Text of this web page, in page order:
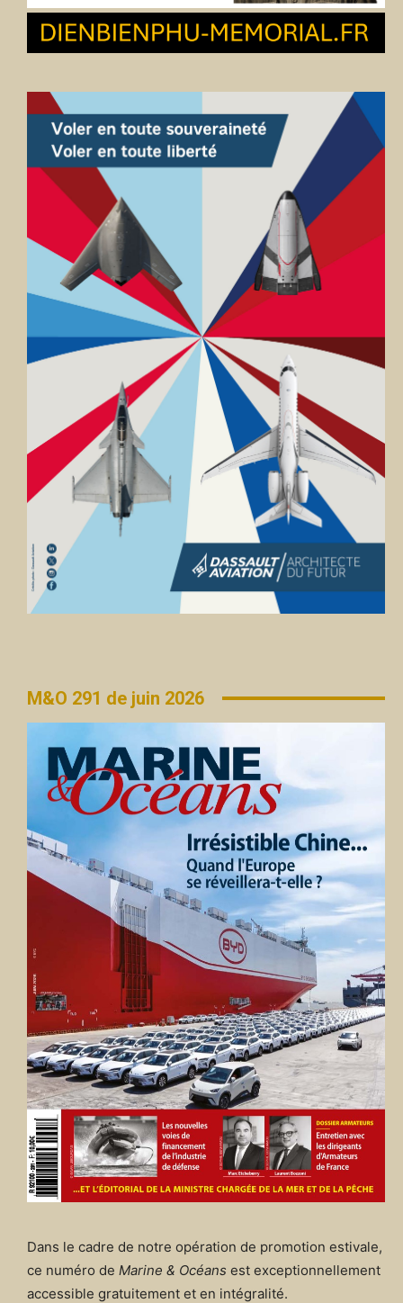
M&O 291 de juin 2026
Dans le cadre de notre opération de promotion estivale,
ce numéro de Marine & Océans est exceptionnellement
accessible gratuitement et en intégralité.